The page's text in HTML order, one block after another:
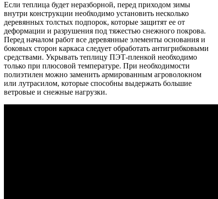
Если теплица будет неразборной, перед приходом зимы
внутри конструкции необходимо установить несколько
деревянных толстых подпорок, которые защитят ее от
деформации и разрушения под тяжестью снежного покрова.
Перед началом работ все деревянные элементы основания и
боковых сторон каркаса следует обработать антигрибковыми
средствами. Укрывать теплицу ПЭТ-пленкой необходимо
только при плюсовой температуре. При необходимости
полиэтилен можно заменить армированным агроволокном
или лутрасилом, которые способны выдержать большие
ветровые и снежные нагрузки.